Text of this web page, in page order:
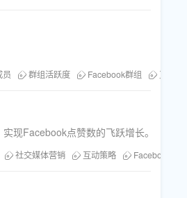
员 群组活跃度 Facebook群组 互动策略
现Facebook点赞数的飞跃增长。
社交媒体营销 互动策略 Facebook广告